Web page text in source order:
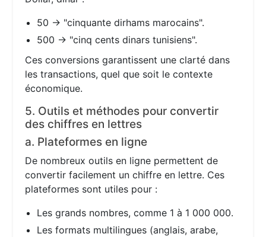
50 → "cinquante dirhams marocains".
500 → "cinq cents dinars tunisiens".
Ces conversions garantissent une clarté dans
les transactions, quel que soit le contexte
économique.
5. Outils et méthodes pour convertir
des chiffres en lettres
a. Plateformes en ligne
De nombreux outils en ligne permettent de
convertir facilement un chiffre en lettre. Ces
plateformes sont utiles pour :
Les grands nombres, comme 1 à 1 000 000.
Les formats multilingues (anglais, arabe,